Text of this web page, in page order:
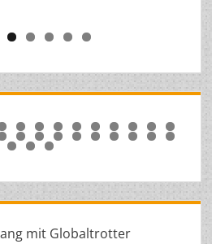
0 1 2 3 4 5 6
3 4 5 6 7 8 9 0 1 2
3 4 5
mit Globaltrotter